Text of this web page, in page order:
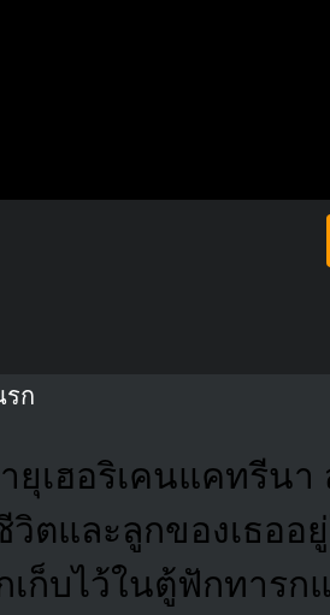
รก
เฮอริเคนแคทรีนา
วิตและลูกของเธออ
เก็บไว้ในตู้ฟักทารก